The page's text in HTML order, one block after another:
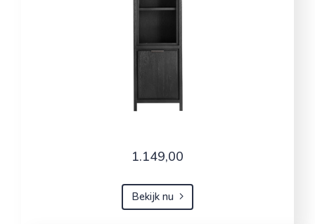
1.149,00
Bekijk nu